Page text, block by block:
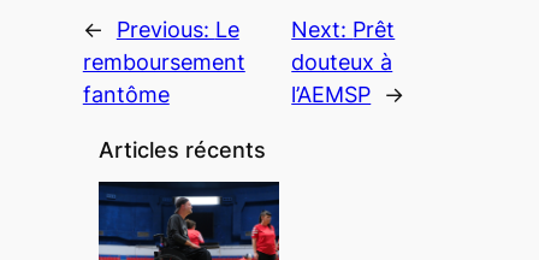
← Previous: Le
remboursement
fantôme
Next: Prêt
douteux à
l’AEMSP
→
Articles récents